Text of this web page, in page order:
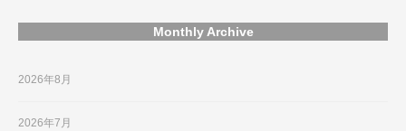
Monthly Archive
2026年8月
2026年7月